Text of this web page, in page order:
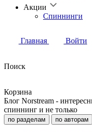
Акции
Спиннинги
Главная Войти
Поиск
Корзина
Блог Norstream -
спиннинг и не только
по разделам по авторам